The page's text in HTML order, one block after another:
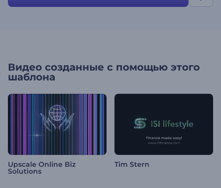
Видео созданные с помощью этого
шаблона
Upscale Online Biz
Solutions
Tim Stern